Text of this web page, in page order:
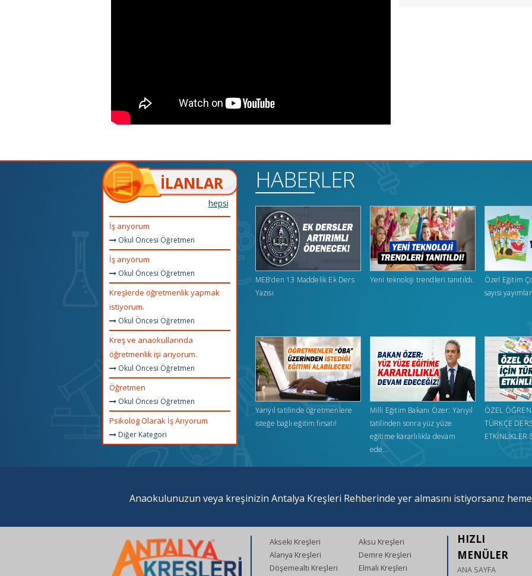
İLANLAR
hepsi
İş arıyorum
Okul Öncesi Öğretmen
İş arıyorum
Okul Öncesi Öğretmen
Kreşlerde öğretmenlik yapmak
istiyorum.
Okul Öncesi Öğretmen
Kreş ve anaokullarında
öğretmenlik işi arıyorum.
Okul Öncesi Öğretmen
Öğretmen
Okul Öncesi Öğretmen
Psikolog Olarak İş Arıyorum
Diğer Kategori
HABERLER
MEB'den 13 Maddelik Ek Ders
Yazısı
Yeni teknoloji trendleri tanıtıldı.
Özel Eğitim
sayısı
Yarıyıl tatilinde öğretmenlere
isteğe bağlı eğitim fırsatı!
Milli Eğitim Bakanı Özer: Yarıyıl
tatilinden sonra yüz yüze
eğitime kararlılıkla devam
ede...
ÖZEL
TÜRKÇE
ETKİNLİKLER
Anaokulunuzun veya kreşinizin Antalya Kreşleri Rehberinde yer almasını istiyorsanız
Akseki Kreşleri
Aksu Kreşleri
Alanya Kreşleri
Demre Kreşleri
Döşemealtı Kreşleri
Elmalı Kreşleri
HIZLI
MENÜLER
ANA SAYFA